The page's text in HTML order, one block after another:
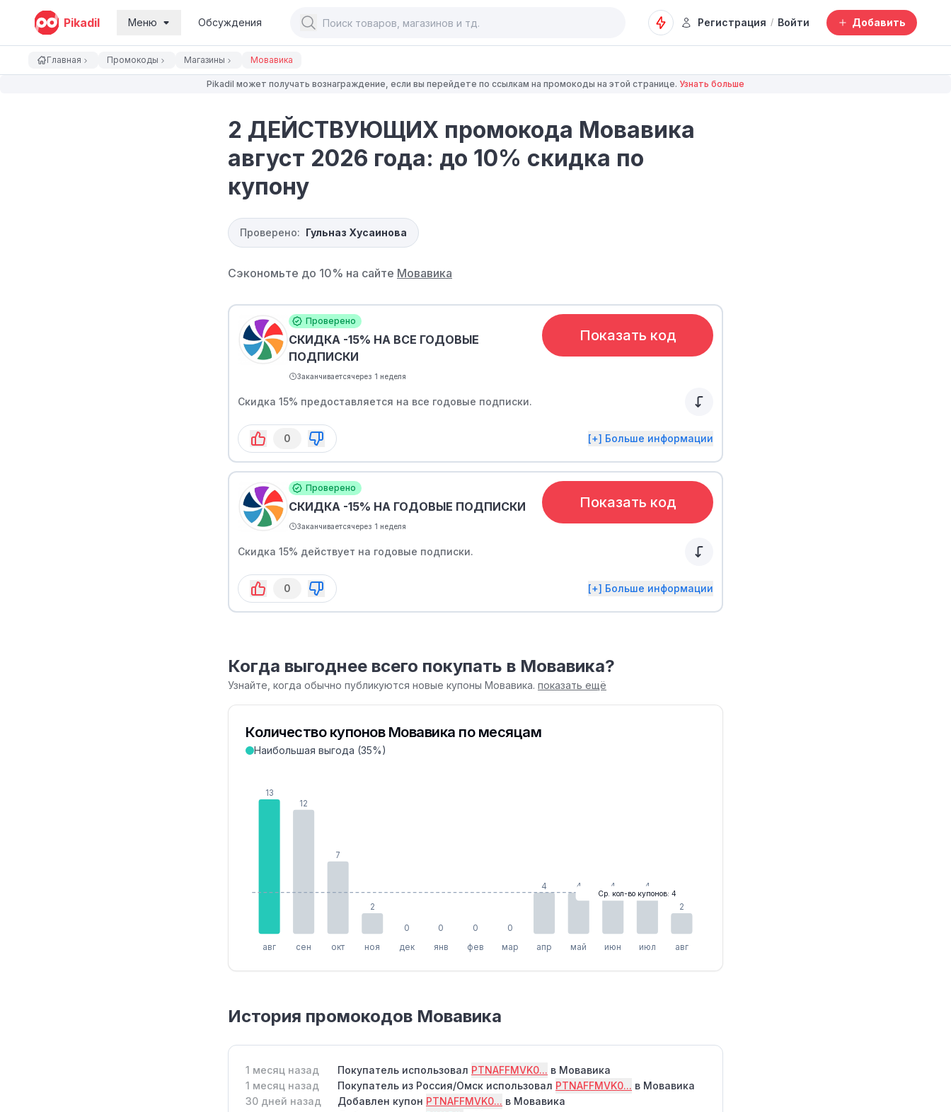
Pikadil Меню Обсуждения Регистрация / Войти Добавить
Главная Промокоды Магазины Мовавика
Pikadil может получать вознаграждение, если вы перейдете по ссылкам на промокоды на этой странице. Узнать больше
2 ДЕЙСТВУЮЩИХ промокода Мовавика
август 2026 года: до 10% скидка по
купону
Проверено: Гульназ Хусаинова
Сэкономьте до 10% на сайте Мовавика
Проверено
СКИДКА -15% НА ВСЕ ГОДОВЫЕ
ПОДПИСКИ
Заканчиваетсячерез 1 неделя
Показать код
Скидка 15% предоставляется на все годовые подписки.
0 [+] Больше информации
Проверено
СКИДКА -15% НА ГОДОВЫЕ ПОДПИСКИ
Заканчиваетсячерез 1 неделя
Показать код
Скидка 15% действует на годовые подписки.
0 [+] Больше информации
Когда выгоднее всего покупать в Мовавика?
Узнайте, когда обычно публикуются новые купоны Мовавика. показать ещё
Количество купонов Мовавика по месяцам
Наибольшая выгода (35%)
13
авг
12
сен
7
окт
2
ноя
0
дек
0
янв
0
фев
0
мар
4
апр
4
май
4
июн
4
июл
2
авг
Ср. кол-во купонов: 4
История промокодов Мовавика
1 месяц назад Покупатель использовал PTNAFFMVK0... в Мовавика
1 месяц назад
Покупатель из Россия/Омск использовал PTNAFFMVK0... в Мовавика
30 дней назад
Добавлен купон PTNAFFMVK0... в Мовавика